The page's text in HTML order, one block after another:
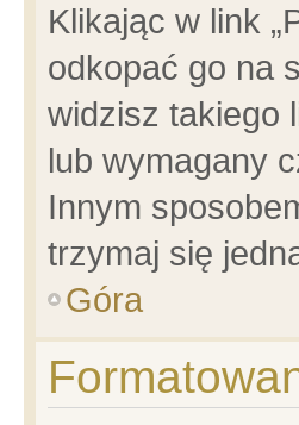
Klikając w link
odkopać go na
widzisz takiego
lub wymagany
Innym
trzymaj się
Góra